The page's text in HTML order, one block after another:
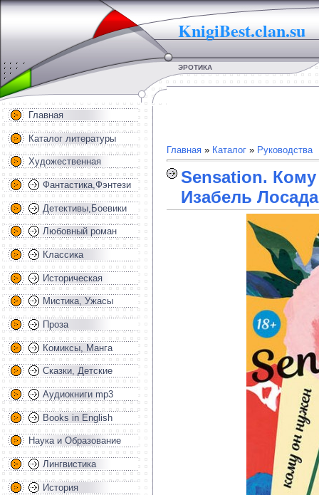
KnigiBest.clan.su
ЭРОТИКА
Главная
Каталог литературы
Художественная
Фантастика,Фэнтези
Детективы,Боевики
Любовный роман
Классика
Историческая
Мистика, Ужасы
Проза
Комиксы, Манга
Сказки, Детские
Аудиокниги mp3
Books in English
Наука и Образование
Лингвистика
История
Главная » Каталог » Руководства
Sensation. Кому
Изабель Лосада